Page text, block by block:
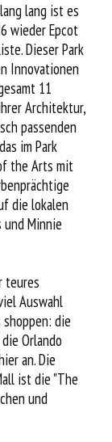
lang ist es
wieder Epcot
Dieser Park
Innovationen
11
Architektur,
passenden
im Park
the Arts mit
die lokalen
und Minnie
teures
Auswahl
die
Orlando
an. Die
ist die "The
und